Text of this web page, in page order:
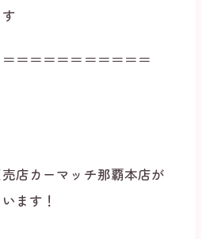
＝＝＝＝＝＝＝＝＝＝
店カーマッチ那覇本店が
ます！